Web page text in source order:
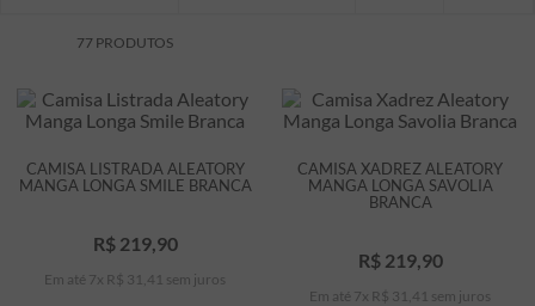
77 PRODUTOS
CAMISA LISTRADA ALEATORY
MANGA LONGA SMILE BRANCA
R$ 219, 90
Em até 7 x R$ 31 41 sem juros
CAMISA XADREZ ALEATORY
MANGA LONGA SAVOLIA
BRANCA
R$ 219, 90
Em até 7 x R$ 31 41 sem juros